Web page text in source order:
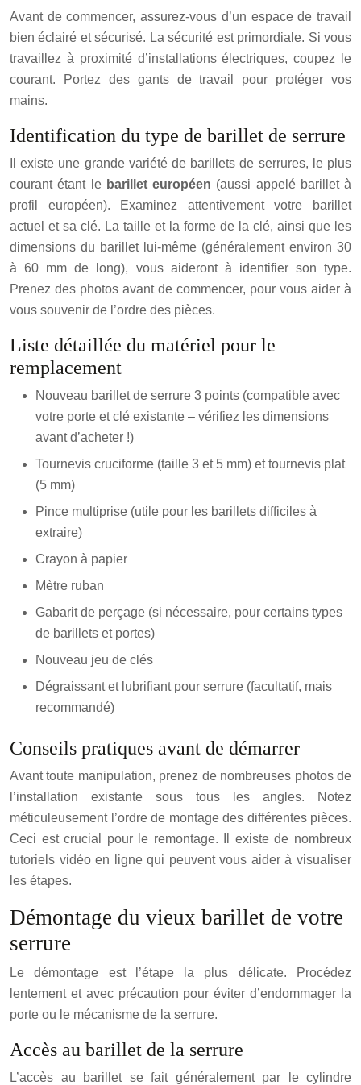
Avant de commencer, assurez-vous d’un espace de travail
bien éclairé et sécurisé. La sécurité est primordiale. Si vous
travaillez à proximité d’installations électriques, coupez le
courant. Portez des gants de travail pour protéger vos
mains.
Identification du type de barillet de serrure
Il existe une grande variété de barillets de serrures, le plus
courant étant le barillet européen (aussi appelé barillet à
profil européen). Examinez attentivement votre barillet
actuel et sa clé. La taille et la forme de la clé, ainsi que les
dimensions du barillet lui-même (généralement environ 30
à 60 mm de long), vous aideront à identifier son type.
Prenez des photos avant de commencer, pour vous aider à
vous souvenir de l’ordre des pièces.
Liste détaillée du matériel pour le
remplacement
Nouveau barillet de serrure 3 points (compatible avec
votre porte et clé existante – vérifiez les dimensions
avant d’acheter !)
Tournevis cruciforme (taille 3 et 5 mm) et tournevis plat
(5 mm)
Pince multiprise (utile pour les barillets difficiles à
extraire)
Crayon à papier
Mètre ruban
Gabarit de perçage (si nécessaire, pour certains types
de barillets et portes)
Nouveau jeu de clés
Dégraissant et lubrifiant pour serrure (facultatif, mais
recommandé)
Conseils pratiques avant de démarrer
Avant toute manipulation, prenez de nombreuses photos de
l’installation existante sous tous les angles. Notez
méticuleusement l’ordre de montage des différentes pièces.
Ceci est crucial pour le remontage. Il existe de nombreux
tutoriels vidéo en ligne qui peuvent vous aider à visualiser
les étapes.
Démontage du vieux barillet de votre
serrure
Le démontage est l’étape la plus délicate. Procédez
lentement et avec précaution pour éviter d’endommager la
porte ou le mécanisme de la serrure.
Accès au barillet de la serrure
L’accès au barillet se fait généralement par le cylindre